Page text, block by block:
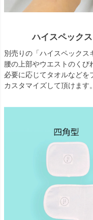
ハイスペック
別売りの「ハイスペックス
腰の上部やウエストのくび
必要に応じてタオルなどを
カスタマイズして頂けます。